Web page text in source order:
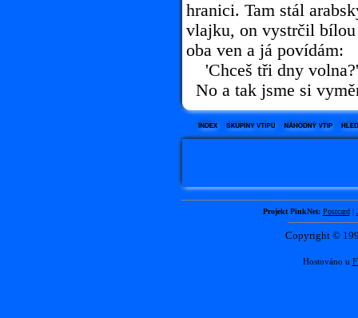
hranici. Tam stál
vlajku, on vystrčil
oba ven a já povídám:
'Chceš tři dny volna?'
No a tak jsme si
Projekt PinkNet: Postcard|
Copyright ©
Hostováno u